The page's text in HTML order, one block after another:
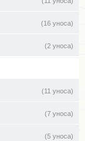
(16 уноса)
(2 уноса)
(11 уноса)
(7 уноса)
(5 уноса)